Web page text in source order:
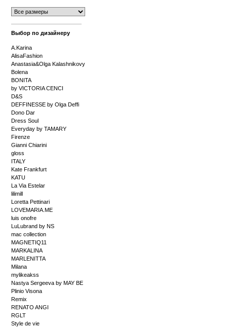
Выбор по дизайнеру
A.Karina
AlisaFashion
Anastasia&Olga Kalashnikovy
Bolena
BONITA
by VICTORIA CENCI
D&S
DEFFINESSE by Olga Deffi
Dono Dar
Dress Soul
Everyday by TAMARY
Firenze
Gianni Chiarini
gloss
ITALY
Kate Frankfurt
KATU
La Via Estelar
lilimill
Loretta Pettinari
LOVEMARIA.ME
luis onofre
LuLubrand by NS
mac collection
MAGNETIQ11
MARKALINA
MARLENITTA
Milana
mylikeakss
Nastya Sergeeva by MAY BE
Plinio Visona
Remix
RENATO ANGI
RGLT
Style de vie